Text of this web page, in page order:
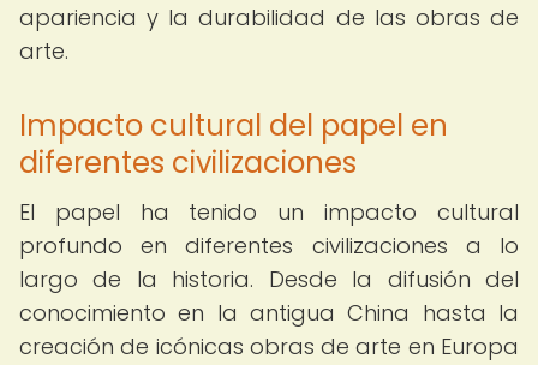
apariencia y la durabilidad de las obras de
arte.
Impacto cultural del papel en
diferentes civilizaciones
El papel ha tenido un impacto cultural
profundo en diferentes civilizaciones a lo
largo de la historia. Desde la difusión del
conocimiento en la antigua China hasta la
creación de icónicas obras de arte en Europa